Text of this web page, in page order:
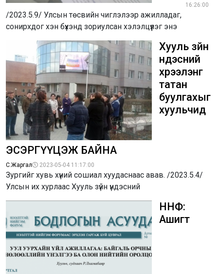
16:26:00
/2023.5.9/ Улсын төсвийн чиглэлээр ажилладаг,
сонирхдог хэн бүхэнд зориулсан хэлэлцүүлэг энэ
Хууль зүйн
үндэсний
хүрээлэнг
татан
буулгахыг
хуульчид
ЭСЭРГҮҮЦЭЖ БАЙНА
С.Жаргал 2023-05-04 11:17:00
Зургийг хувь хүний сошиал хуудаснаас авав. /2023.5.4/
Улсын их хурлаас Хууль зүйн үндэсний
ННФ:
Ашигт